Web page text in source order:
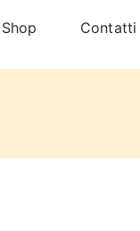
Shop Contatti